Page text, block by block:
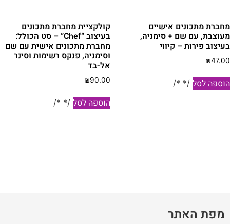
מתכונים אישיים
עם שם + סימניה,
פירות – קיווי
₪
לסל /* */
קולקציית מחברת מתכונים
בעיצוב “Chef” – סט הכולל:
מחברת מתכונים אישית עם שם
וסימניה, פנקס רשימות וסינר
אל-בד
₪90.00
הוספה לסל /* */
מפת האתר